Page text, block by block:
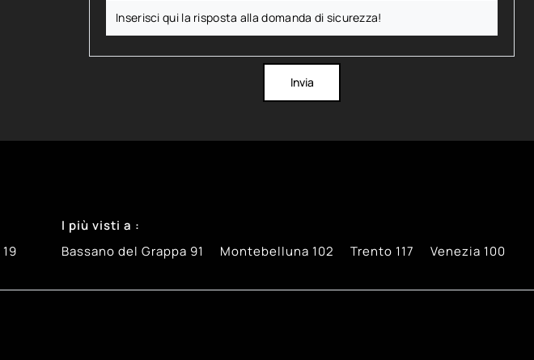
Invia
19
I più visti a :
Bassano del Grappa 91 Montebelluna 102 Trento 117 Venezia 100